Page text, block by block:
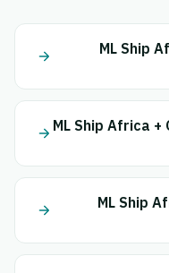
ML Ship
ML Ship Africa +
ML Ship